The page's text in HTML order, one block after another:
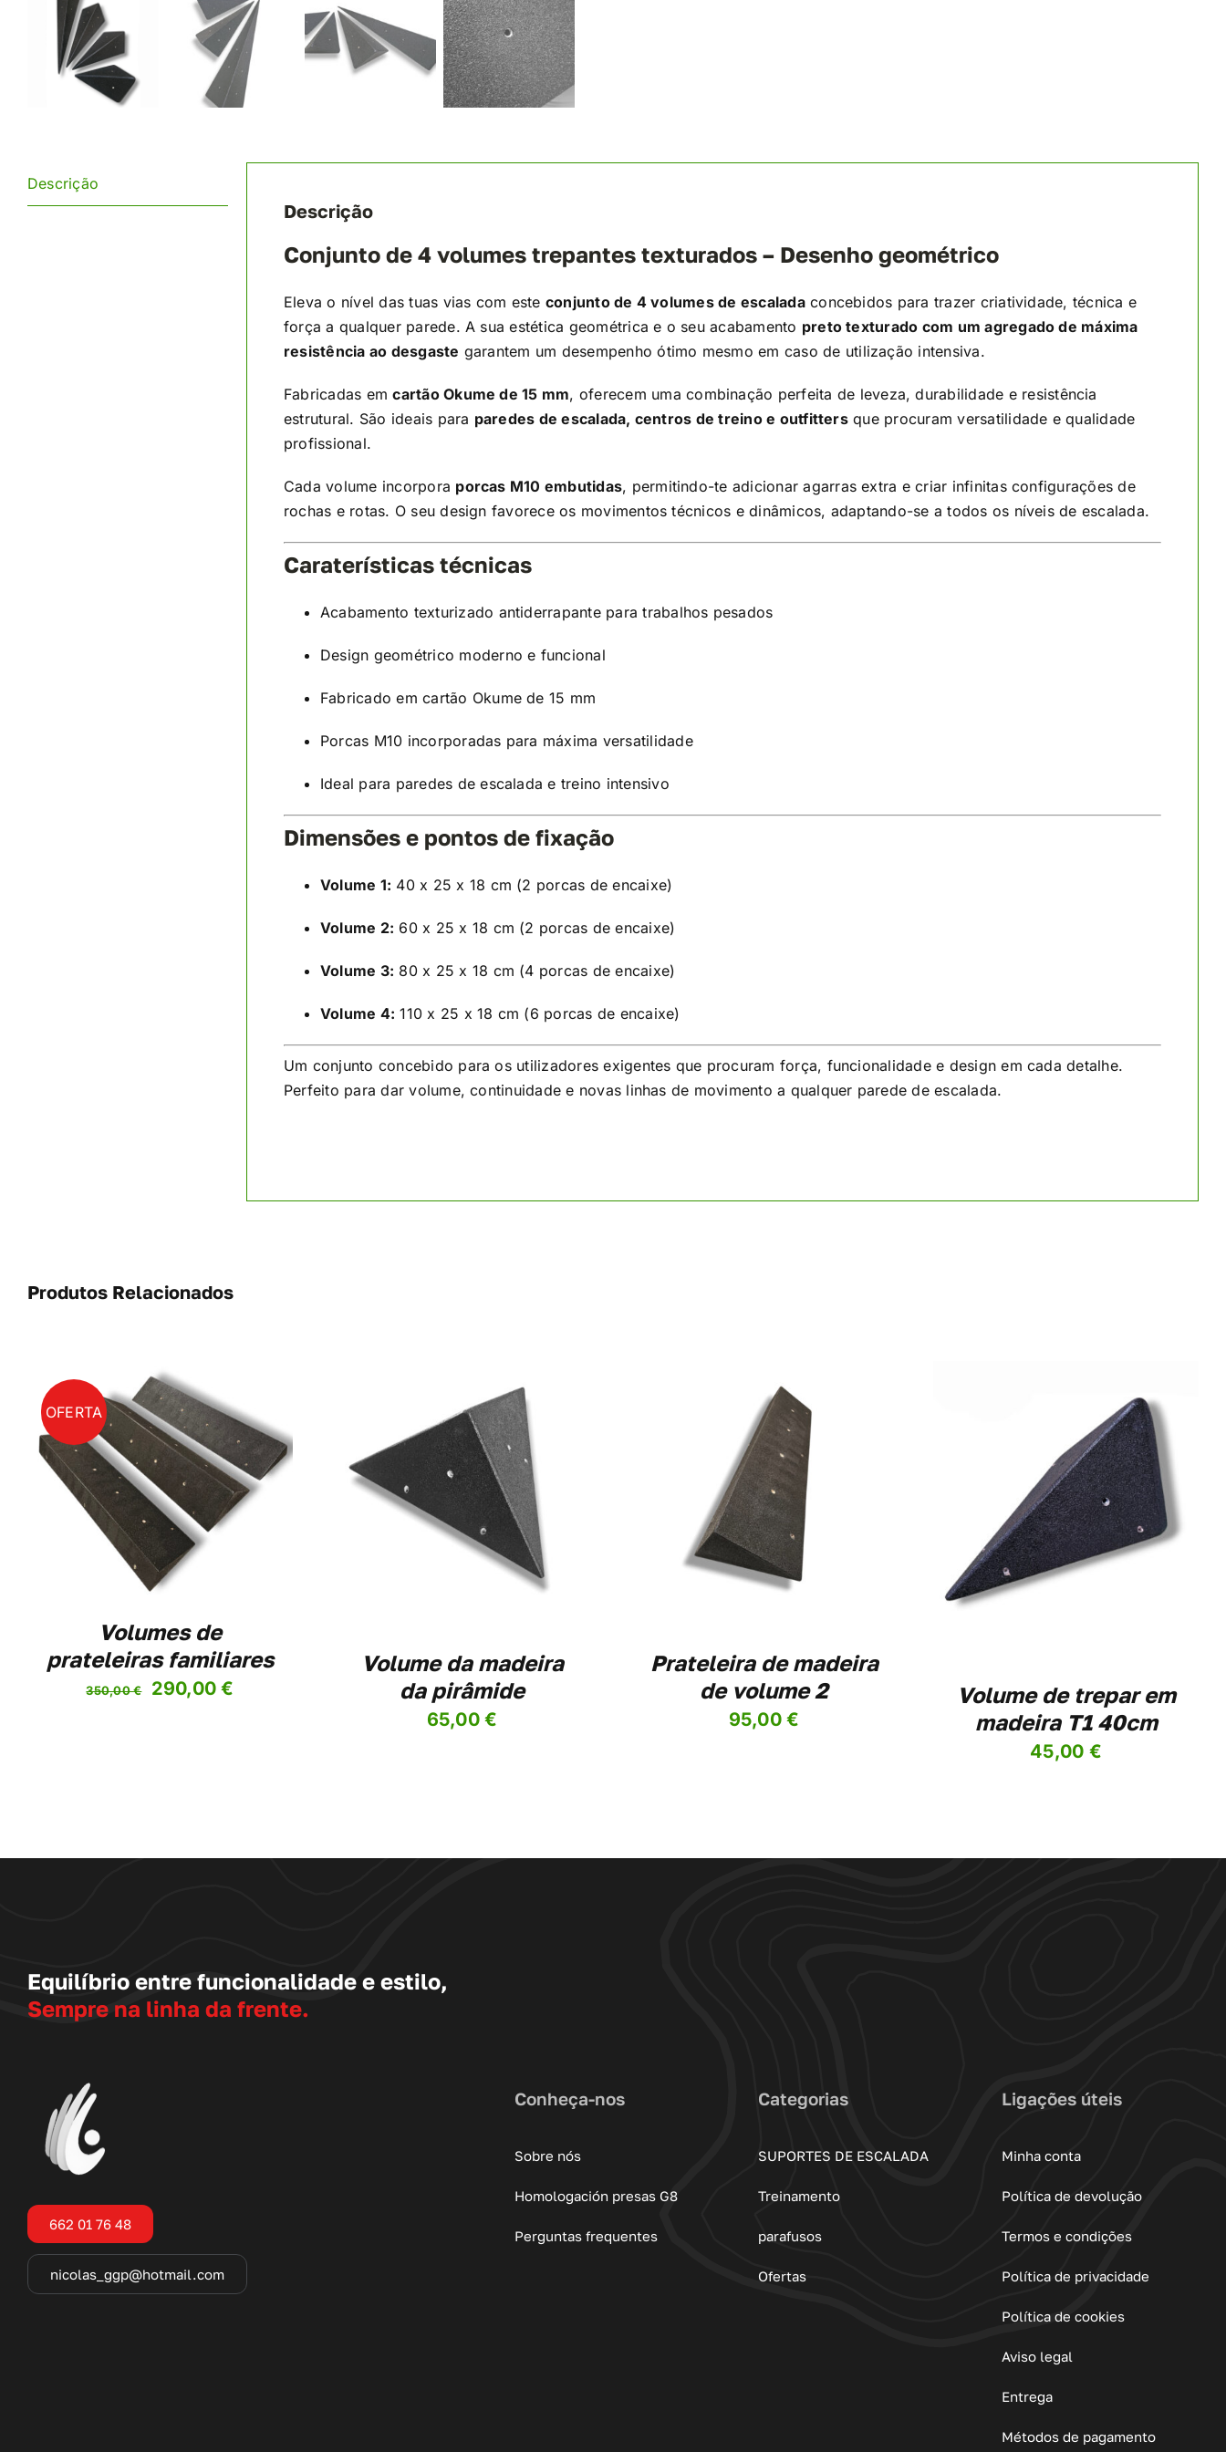
Descrição
Descrição
Conjunto de 4 volumes trepantes texturados – Desenho geométrico
Eleva o nível das tuas vias com este conjunto de 4 volumes de escaladaconcebidos para trazer criatividade, técnica e
força a qualquer parede. A sua estética geométrica e o seu acabamento preto texturado com um agregado de máxima
resistência ao desgaste garantem um desempenho ótimo mesmo em caso de utilização intensiva.
Fabricadas emcartão Okume de 15 mm, oferecem uma combinação perfeita de leveza, durabilidade e resistência
estrutural. São ideais para paredes de escalada, centros de treino e outfittersque procuram versatilidade e qualidade
profissional.
Cada volume incorpora porcas M10 embutidas, permitindo-te adicionar agarras extra e criar infinitas configurações de
rochas e rotas. O seu design favorece os movimentos técnicos e dinâmicos, adaptando-se a todos os níveis de escalada.
Caraterísticas técnicas
Acabamento texturizado antiderrapante para trabalhos pesados
Design geométrico moderno e funcional
Fabricado em cartão Okume de 15 mm
Porcas M10 incorporadas para máxima versatilidade
Ideal para paredes de escalada e treino intensivo
Dimensões e pontos de fixação
Volume 1: 40 x 25 x 18 cm (2 porcas de encaixe)
Volume 2: 60 x 25 x 18 cm (2 porcas de encaixe)
Volume 3: 80 x 25 x 18 cm (4 porcas de encaixe)
Volume 4: 110 x 25 x 18 cm (6 porcas de encaixe)
Um conjunto concebido para os utilizadores exigentes que procuram força, funcionalidade e design em cada detalhe.
Perfeito para dar volume, continuidade e novas linhas de movimento a qualquer parede de escalada.
Produtos Relacionados
OFERTA
Volumes de
prateleiras familiares
350,00€
O
290,00€
ADICIONAR DETAILS
Volume da madeira
da pirâmide
65,00€
ADICIONAR / DETAILS
Prateleira de madeira
de volume 2
95,00€
ADICIONAR
Volume de trepar em
madeira T1 40cm
45,00 €
Equilíbrio entre funcionalidade e estilo,
Sempre na linha da frente.
662 01 76 48
nicolas_ggp@hotmail.com
Conheça-nos
Sobre nós
Homologación presas G8
Perguntas frequentes
Categorias
SUPORTES DE ESCALADA
Treinamento
parafusos
Ofertas
Ligações úteis
Minha conta
Política de devolução
Termos e condições
Política de privacidade
Política de cookies
Aviso legal
Entrega
Métodos de pagamento